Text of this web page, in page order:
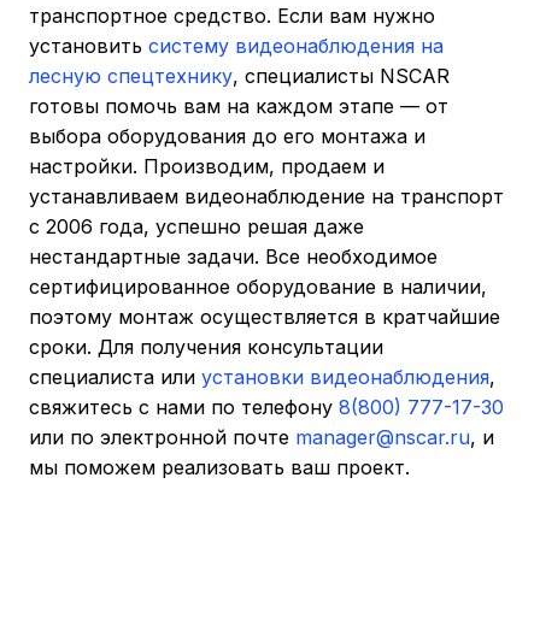
транспортное средство. Если вам нужно
установить систему видеонаблюдения на
лесную спецтехнику, специалисты NSCAR
готовы помочь вам на каждом этапе — от
выбора оборудования до его монтажа и
настройки. Производим, продаем и
устанавливаем видеонаблюдение на транспорт
с 2006 года, успешно решая даже
нестандартные задачи. Все необходимое
сертифицированное оборудование в наличии,
поэтому монтаж осуществляется в кратчайшие
сроки. Для получения консультации
специалиста или установки видеонаблюдения,
свяжитесь с нами по телефону 8(800) 777-17-30
или по электронной почте manager@nscar.ru, и
мы поможем реализовать ваш проект.